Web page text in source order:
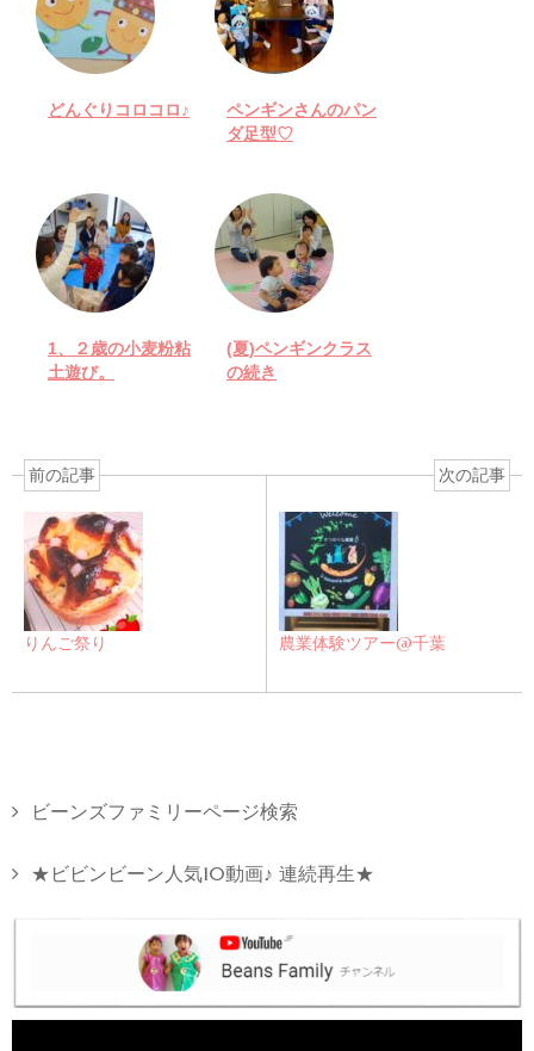
どんぐりコロコロ♪
ペンギンさんのパン
ダ足型♡
1、２歳の小麦粉粘
土遊び。
(夏)ペンギンクラス
の続き
前の記事
りんご祭り
次の記事
農業体験ツアー@千葉
ビーンズファミリーページ検索
★ビビンビーン人気10動画♪ 連続再生★